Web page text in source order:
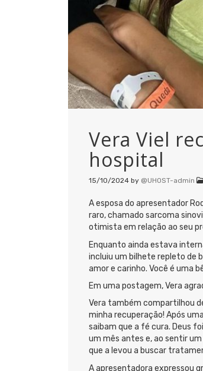
Vera Viel
hospital
15/10/2024 by @UHOST-admin
A esposa do apresentador
raro, chamado sarcoma
otimista em relação ao seu
Enquanto ainda estava
incluiu um bilhete repleto de
amor e carinho. Você é uma
Em uma postagem, Vera
Vera também compartilhou
minha recuperação! Após
saibam que a fé cura. Deus
um mês antes e, ao sentir
que a levou a buscar
A apresentadora expressou